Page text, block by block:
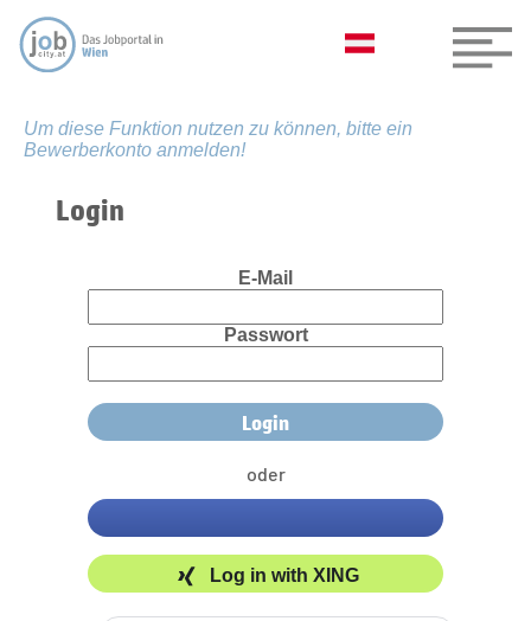
Um diese Funktion nutzen zu können, bitte ein
Bewerberkonto anmelden!
Login
E-Mail
Passwort
oder
Log in with XING